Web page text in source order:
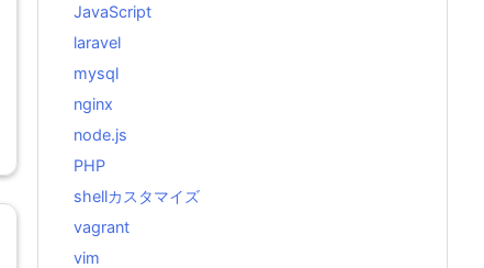
JavaScript
laravel
mysql
nginx
node.js
PHP
shellカスタマイズ
vagrant
vim